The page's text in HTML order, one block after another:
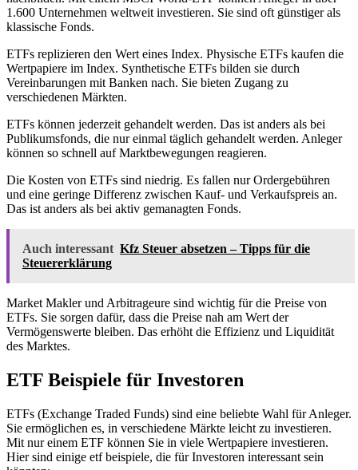
1.600 Unternehmen weltweit investieren. Sie sind oft günstiger als
klassische Fonds.
ETFs replizieren den Wert eines Index. Physische ETFs kaufen die
Wertpapiere im Index. Synthetische ETFs bilden sie durch
Vereinbarungen mit Banken nach. Sie bieten Zugang zu
verschiedenen Märkten.
ETFs können jederzeit gehandelt werden. Das ist anders als bei
Publikumsfonds, die nur einmal täglich gehandelt werden. Anleger
können so schnell auf Marktbewegungen reagieren.
Die Kosten von ETFs sind niedrig. Es fallen nur Ordergebühren
und eine geringe Differenz zwischen Kauf- und Verkaufspreis an.
Das ist anders als bei aktiv gemanagten Fonds.
Auch interessant Kfz Steuer absetzen – Tipps für die
Steuererklärung
Market Makler und Arbitrageure sind wichtig für die Preise von
ETFs. Sie sorgen dafür, dass die Preise nah am Wert der
Vermögenswerte bleiben. Das erhöht die Effizienz und Liquidität
des Marktes.
ETF Beispiele für Investoren
ETFs (Exchange Traded Funds) sind eine beliebte Wahl für Anleger.
Sie ermöglichen es, in verschiedene Märkte leicht zu investieren.
Mit nur einem ETF können Sie in viele Wertpapiere investieren.
Hier sind einige etf beispiele, die für Investoren interessant sein